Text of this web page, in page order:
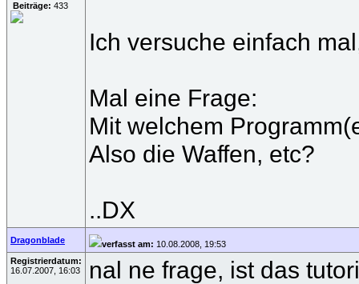
Beiträge: 433
Ich versuche einfach
Mal eine Frage:
Mit welchem
Also die Waffen, etc?
..DX
Dragonblade verfasst am: 10.08.2008, 19:53
Registrierdatum:
16.07.2007, 16:03
nal ne frage, ist das